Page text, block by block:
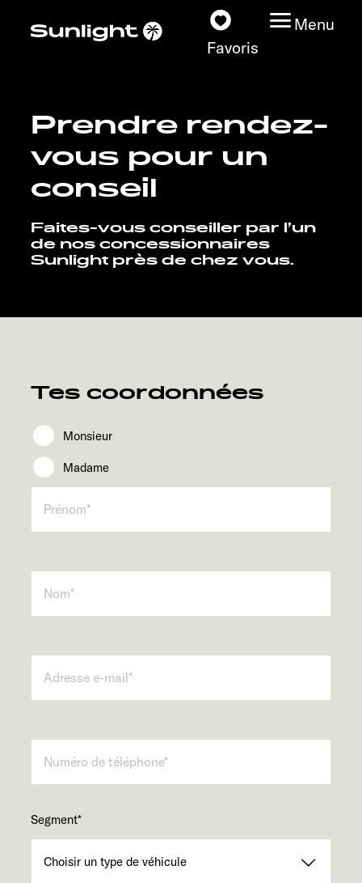
Favoris
Menu
Nos modèles
Configurateur
Recherchez votre
Sunlight
Prendre rendez-
vous pour un
conseil
Faites-vous conseiller par l’un
de nos concessionnaires
Sunlight près de chez vous.
Tes coordonnées
Monsieur
Madame
Segment*